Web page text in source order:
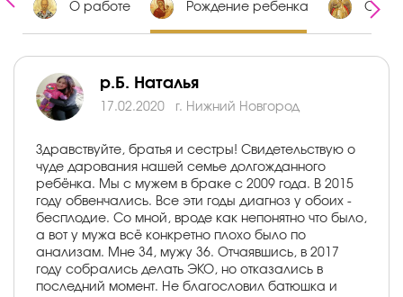
О работе Рождение ребенка О
р.Б. Наталья
17.02.2020 г. Нижний Новгород
Здравствуйте, братья и сестры! Свидетельствую о
чуде дарования нашей семье долгожданного
ребёнка. Мы с мужем в браке с 2009 года. В 2015
году обвенчались. Все эти годы диагноз у обоих -
бесплодие. Со мной, вроде как непонятно что было,
а вот у мужа всё конкретно плохо было по
анализам. Мне 34, мужу 36. Отчаявшись, в 2017
году собрались делать ЭКО, но отказались в
последний момент. Не благословил батюшка и